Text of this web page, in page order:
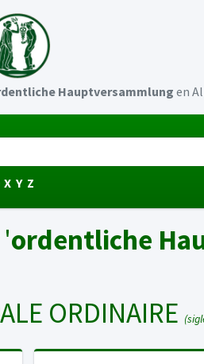
Hauptversammlung en
X Y Z
ordentliche
ORDINAIRE